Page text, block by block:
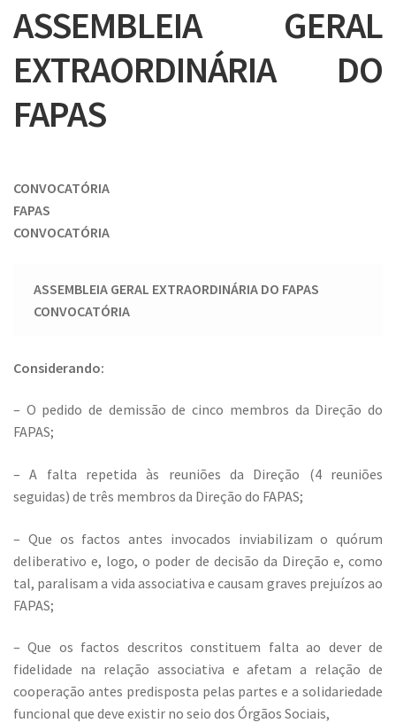
ASSEMBLEIA GERAL
EXTRAORDINÁRIA DO
FAPAS
CONVOCATÓRIA
FAPAS
CONVOCATÓRIA
ASSEMBLEIA GERAL EXTRAORDINÁRIA DO FAPAS
CONVOCATÓRIA
Considerando:
– O pedido de demissão de cinco membros da Direção do
FAPAS;
– A falta repetida às reuniões da Direção (4 reuniões
seguidas) de três membros da Direção do FAPAS;
– Que os factos antes invocados inviabilizam o quórum
deliberativo e, logo, o poder de decisão da Direção e, como
tal, paralisam a vida associativa e causam graves prejuízos ao
FAPAS;
– Que os factos descritos constituem falta ao dever de
fidelidade na relação associativa e afetam a relação de
cooperação antes predisposta pelas partes e a solidariedade
funcional que deve existir no seio dos Órgãos Sociais,